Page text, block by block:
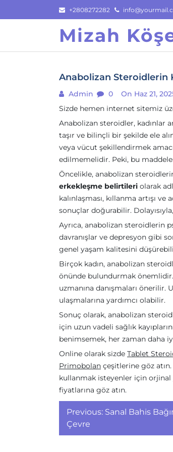
to
+2808272282
Mizah
Anabolizan Steroidlerin
Admin 0
On Haz 21,
Sizde hemen internet sitemiz
Anabolizan steroidler, kadınlar
taşır ve bilinçli bir şekilde ele
veya vücut şekillendirmek
edilmemelidir. Peki, bu
Öncelikle, anabolizan
erkekleşme belirtileri olarak
kalınlaşması, kıllanma artışı
sonuçlar doğurabilir.
Ayrıca, anabolizan steroidlerin
davranışlar ve depresyon gibi
genel yaşam kalitesini
Birçok kadın, anabolizan
önünde bulundurmak
uzmanına danışmaları
ulaşmalarına yardımcı olabilir.
Sonuç olarak, anabolizan
için uzun vadeli sağlık
benimsemek, her zaman daha
Online olarak sizde Tablet
Primobolan çeşitlerine göz
kullanmak isteyenler için orjinal
fiyatlarına göz atın.
Yazı
gezinmesi
Previous: Sanal Bahis
Çevre